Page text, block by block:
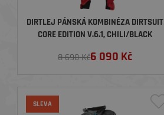
DIRTLEJ PÁNSKÁ KOMBINÉZA DIRTSUIT
CORE EDITION V.6.1, CHILI/BLACK
8 690 Kč6 090 Kč
SLEVA